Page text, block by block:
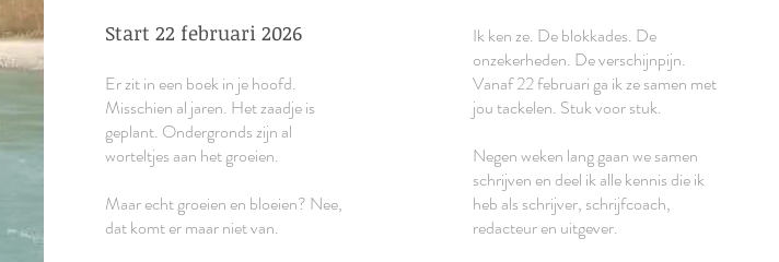
Start 22 februari 2026
Er zit in een boek in je hoofd.
Misschien al jaren. Het zaadje is
geplant. Ondergronds zijn al
worteltjes aan het groeien.
Maar echt groeien en bloeien? Nee,
dat komt er maar niet van.
Ik ken ze. De blokkades. De
onzekerheden. De verschijnpijn.
Vanaf 22 februari ga ik ze samen met
jou tackelen. Stuk voor stuk.
Negen weken lang gaan we samen
schrijven en deel ik alle kennis die ik
heb als schrijver, schrijfcoach,
redacteur en uitgever.